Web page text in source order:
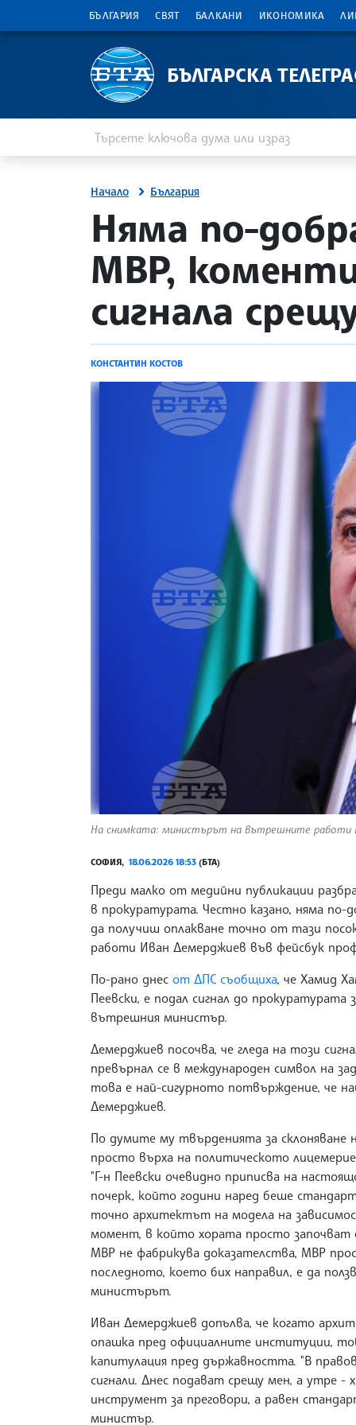
БЪЛГАРИЯ СВЯТ БАЛКАНИ ИКОНОМИКА
БЪЛГАРСКА
Начало България
site.bta
Няма по-
МВР,
сигнала
КОНСТАНТИН КОСТОВ
На снимката: министърът на вътрешните работи
СОФИЯ, 18.06.2026 18:53 (БТА)
Преди малко от медийни публикации
в прокуратурата. Честно казано, няма
да получиш оплакване точно от тази
работи Иван Демерджиев във фейсбук
По-рано днес от ДПС съобщиха, че Хамид
Пеевски, е подал сигнал до
вътрешния министър.
Демерджиев посочва, че гледа на този
превърнал се в международен символ на
това е най-сигурното потвърждение, че
Демерджиев.
По думите му твърденията за склоняване
просто върха на политическото
"Г-н Пеевски очевидно приписва на
почерк, който години наред беше
точно архитектът на модела на
момент, в който хората просто започват
МВР не фабрикува доказателства, МВР
последното, което бих направил, е да
министърът.
Иван Демерджиев допълва, че когато
опашка пред официалните институции,
капитулация пред държавността. "В
сигнали. Днес подават срещу мен, а утре -
инструмент за преговори, а равен
министър.